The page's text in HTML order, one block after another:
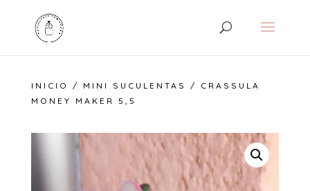
INICIO / MINI SUCULENTAS
/ CRASSULA
MONEY MAKER 5,5